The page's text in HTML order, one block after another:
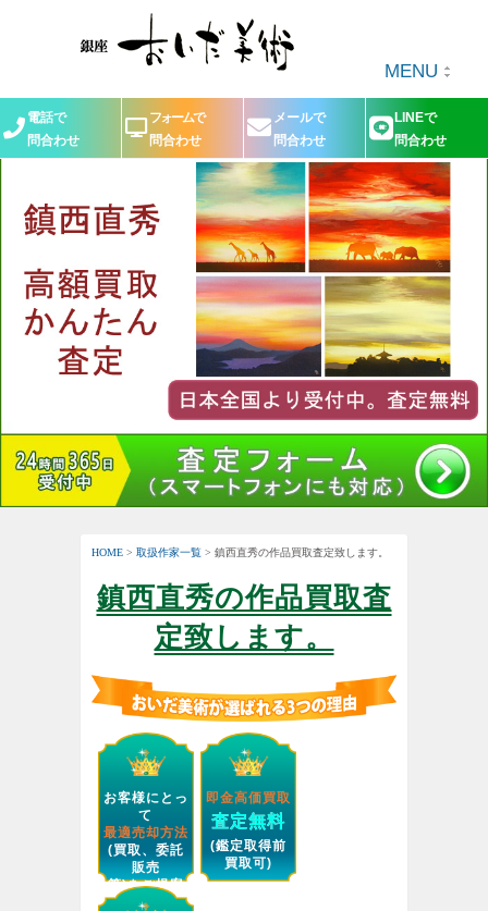
MENU
電話で
問合わせ
フォームで
問合わせ
メールで
問合わせ
LINEで
問合わせ
HOME > 取扱作家一覧 > 鎮西直秀の作品買取査定致します。
鎮西直秀の作品買取査
定致します。
お客様にとっ
て
最適売却方法
(買取、委託
販売
等)をご提案
します。
即金高価買取
査定無料
(鑑定取得前
買取可)